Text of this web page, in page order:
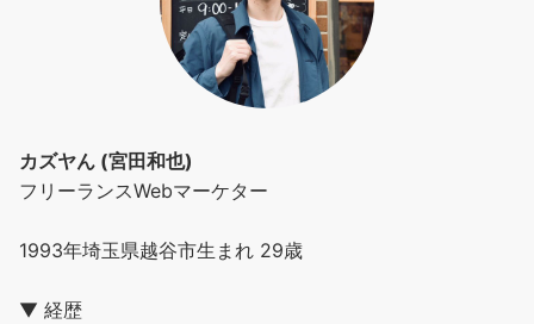
カズヤん (宮田和也)
フリーランスWebマーケター
1993年埼玉県越谷市生まれ 29歳
▼ 経歴